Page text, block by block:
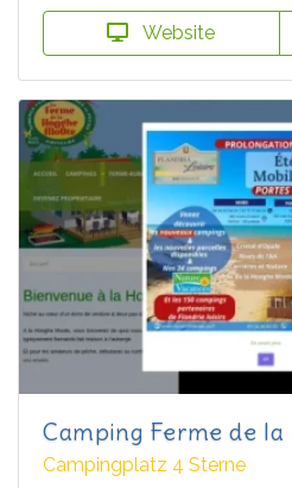
Website
Camping Ferme de
Campingplatz 4 Sterne